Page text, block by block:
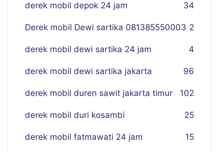
derek mobil depok 24 jam 34
Derek mobil Dewi sartika 081385550003 2
derek mobil dewi sartika 24 jam 4
derek mobil dewi sartika jakarta 96
derek mobil duren sawit jakarta timur 102
derek mobil duri kosambi 25
derek mobil fatmawati 24 jam 15